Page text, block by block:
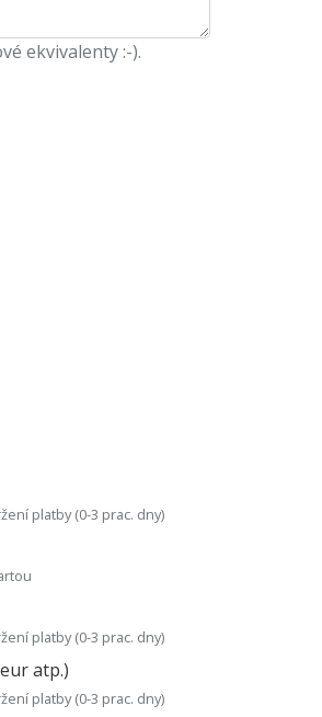
ekvivalenty :-).
platby (0-3 prac. dny)
platby (0-3 prac. dny)
atp.)
platby (0-3 prac. dny)